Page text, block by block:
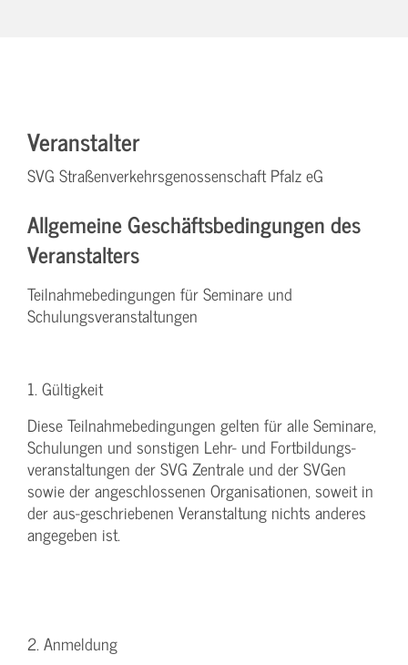
Veranstalter
SVG Straßenverkehrsgenossenschaft Pfalz eG
Allgemeine Geschäftsbedingungen des
Veranstalters
Teilnahmebedingungen für Seminare und
Schulungsveranstaltungen
1. Gültigkeit
Diese Teilnahmebedingungen gelten für alle Seminare,
Schulungen und sonstigen Lehr- und Fortbildungs-
veranstaltungen der SVG Zentrale und der SVGen
sowie der angeschlossenen Organisationen, soweit in
der aus-geschriebenen Veranstaltung nichts anderes
angegeben ist.
2. Anmeldung